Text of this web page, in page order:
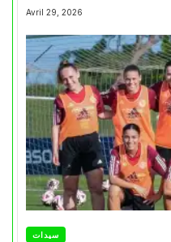
Avril 29, 2026
سيدات